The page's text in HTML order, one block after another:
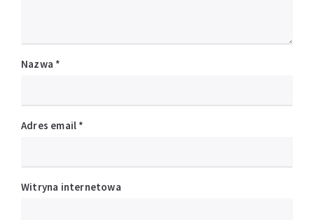
Nazwa *
Adres email *
Witryna internetowa